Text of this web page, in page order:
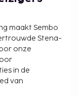
van
drankje van
De
gesloten buiten
tot 30
maakt Sembo
Stena-
onze
in de
van